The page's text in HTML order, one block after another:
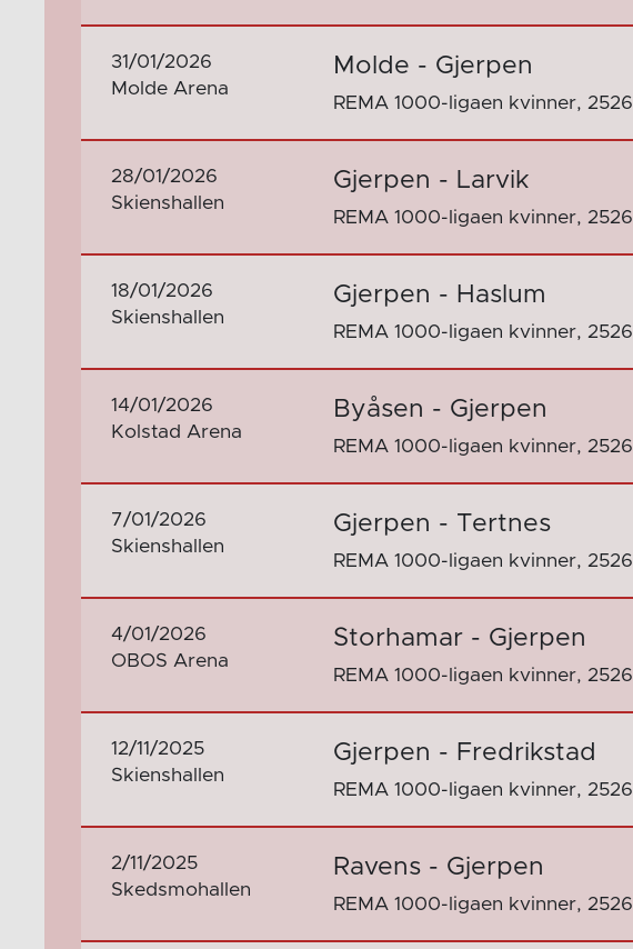
31/01/2026
Molde Arena
Molde - Gjerpen
REMA 1000-ligaen kvinner, 2526
28/01/2026
Skienshallen
Gjerpen - Larvik
REMA 1000-ligaen kvinner, 2526
18/01/2026
Skienshallen
Gjerpen - Haslum
REMA 1000-ligaen kvinner, 2526
14/01/2026
Kolstad Arena
Byåsen - Gjerpen
REMA 1000-ligaen kvinner, 2526
7/01/2026
Skienshallen
Gjerpen - Tertnes
REMA 1000-ligaen kvinner, 2526
4/01/2026
OBOS Arena
Storhamar - Gjerpen
REMA 1000-ligaen kvinner, 2526
12/11/2025
Skienshallen
Gjerpen - Fredrikstad
REMA 1000-ligaen kvinner, 2526
2/11/2025
Skedsmohallen
Ravens - Gjerpen
REMA 1000-ligaen kvinner, 2526